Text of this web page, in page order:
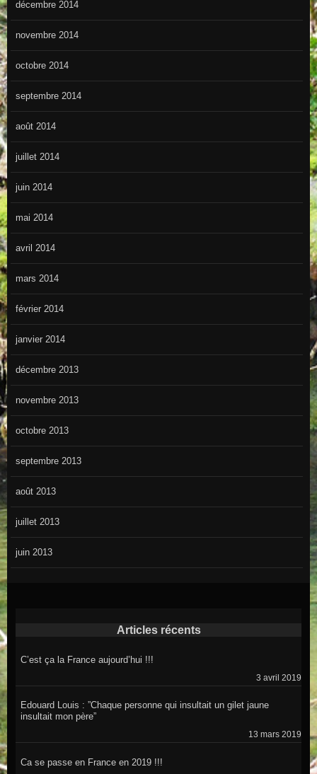
décembre 2014
novembre 2014
octobre 2014
septembre 2014
août 2014
juillet 2014
juin 2014
mai 2014
avril 2014
mars 2014
février 2014
janvier 2014
décembre 2013
novembre 2013
octobre 2013
septembre 2013
août 2013
juillet 2013
juin 2013
Articles récents
C’est ça la France aujourd’hui !!!
3 avril 2019
Edouard Louis : ”Chaque personne qui insultait un gilet jaune
insultait mon père”
13 mars 2019
Ca se passe en France en 2019 !!!